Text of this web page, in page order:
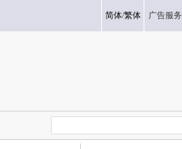
简体/繁体 广告服务